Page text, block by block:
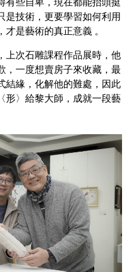
是技術，更要學習如何利用
是藝術的真正意義 。
上次石雕課程作品展時，他
，一度想賣房子來收藏，最
結緣，化解他的難處，因此
形〉給黎大師，成就一段藝